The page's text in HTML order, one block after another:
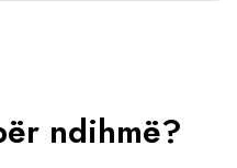
ndihmë?